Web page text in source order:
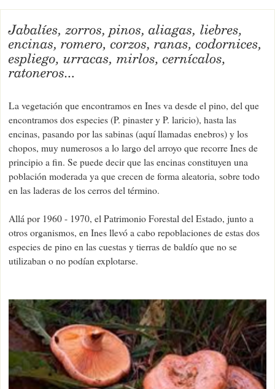
La vegetación que encontramos en Ines va desde el pino, del que
encontramos dos especies (P. pinaster y P. laricio), hasta las
encinas, pasando por las sabinas (aquí llamadas enebros) y los
chopos, muy numerosos a lo largo del arroyo que recorre Ines de
principio a fin. Se puede decir que las encinas constituyen una
población moderada ya que crecen de forma aleatoria, sobre todo
en las laderas de los cerros del término.
Allá por 1960 - 1970, el Patrimonio Forestal del Estado, junto a
otros organismos, en Ines llevó a cabo repoblaciones de estas dos
especies de pino en las cuestas y tierras de baldío que no se
utilizaban o no podían explotarse.